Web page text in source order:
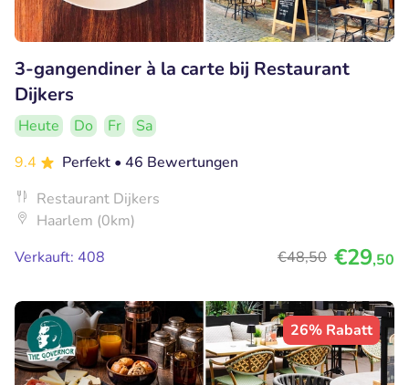
3-gangendiner à la carte bij Restaurant
Dijkers
Heute Do Fr
Sa
9.4
Perfekt • 46 Bewertungen
Restaurant Dijkers
Haarlem (0km)
Verkauft: 408
€48,50 €29,50
26% Rabatt